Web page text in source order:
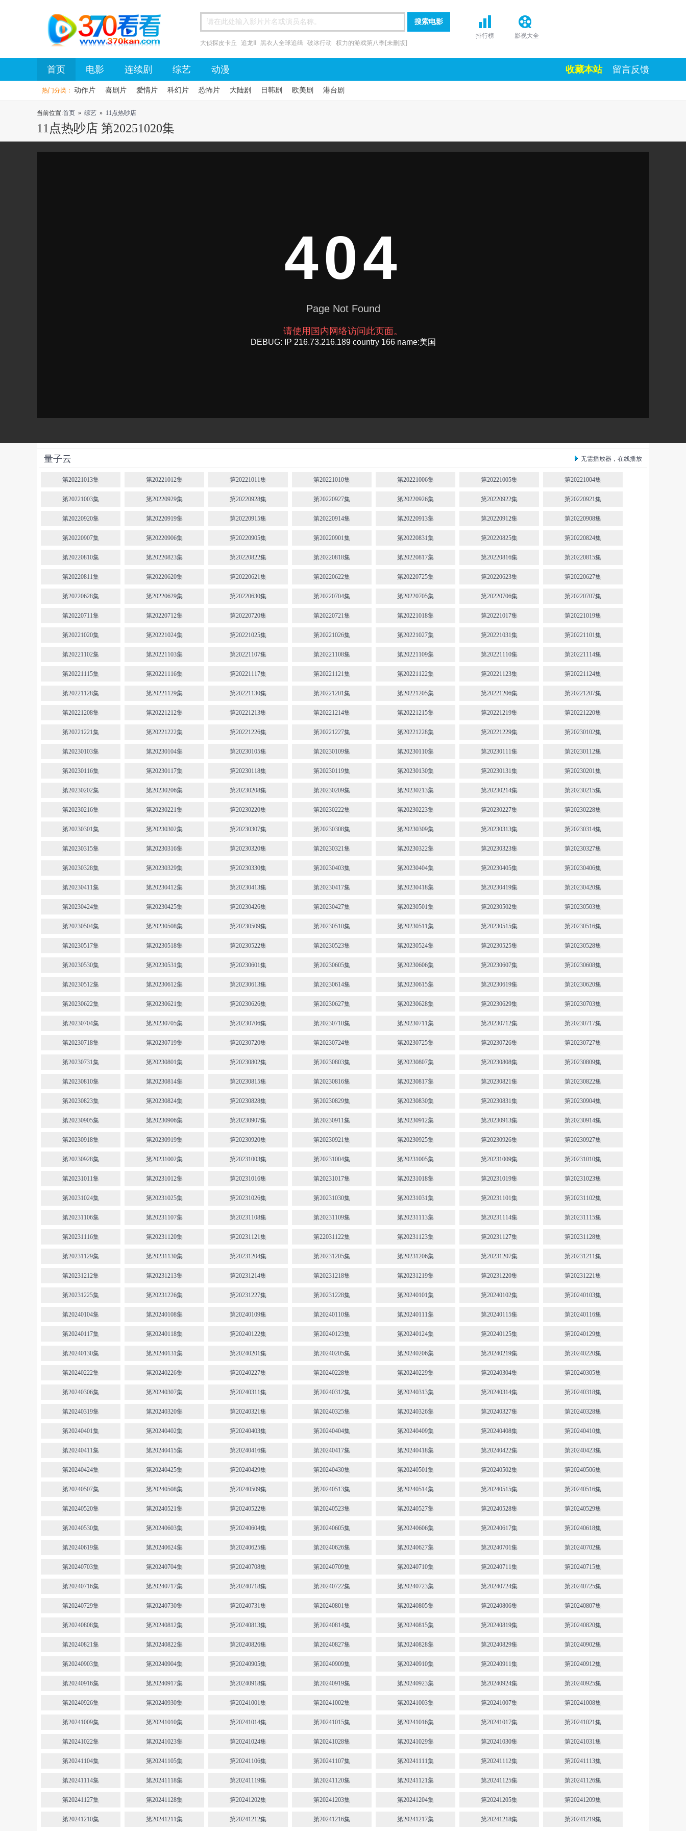
首页
大侦探皮卡丘 追龙Ⅱ 黑衣人全球追缉 破冰行动 权力的游戏第八季[未删版]
排行榜 影视大全
首页 电影 连续剧 综艺 动漫 收藏本站 留言反馈
热门分类： 动作片 喜剧片 爱情片 科幻片 恐怖片 大陆剧 日韩剧 欧美剧 港台剧
当前位置:首页 » 综艺 » 11点热吵店
11点热吵店 第20251020集
量子云 无需播放器，在线播放
第20221013集 第20221012集 第20221011集 第20221010集 第20221006集 第20221005集 第20221004集
第20221003集 第20220929集 第20220928集 第20220927集 第20220926集 第20220922集 第20220921集
第20220920集 第20220919集 第20220915集 第20220914集 第20220913集 第20220912集 第20220908集
第20220907集 第20220906集 第20220905集 第20220901集 第20220831集 第20220825集 第20220824集
第20220810集 第20220823集 第20220822集 第20220818集 第20220817集 第20220816集 第20220815集
第20220811集 第20220620集 第20220621集 第20220622集 第20220725集 第20220623集 第20220627集
第20220628集 第20220629集 第20220630集 第20220704集 第20220705集 第20220706集 第20220707集
第20220711集 第20220712集 第20220720集 第20220721集 第20221018集 第20221017集 第20221019集
第20221020集 第20221024集 第20221025集 第20221026集 第20221027集 第20221031集 第20221101集
第20221102集 第20221103集 第20221107集 第20221108集 第20221109集 第20221110集 第20221114集
第20221115集 第20221116集 第20221117集 第20221121集 第20221122集 第20221123集 第20221124集
第20221128集 第20221129集 第20221130集 第20221201集 第20221205集 第20221206集 第20221207集
第20221208集 第20221212集 第20221213集 第20221214集 第20221215集 第20221219集 第20221220集
第20221221集 第20221222集 第20221226集 第20221227集 第20221228集 第20221229集 第20230102集
第20230103集 第20230104集 第20230105集 第20230109集 第20230110集 第20230111集 第20230112集
第20230116集 第20230117集 第20230118集 第20230119集 第20230130集 第20230131集 第20230201集
第20230202集 第20230206集 第20230208集 第20230209集 第20230213集 第20230214集 第20230215集
第20230216集 第20230221集 第20230220集 第20230222集 第20230223集 第20230227集 第20230228集
第20230301集 第20230302集 第20230307集 第20230308集 第20230309集 第20230313集 第20230314集
第20230315集 第20230316集 第20230320集 第20230321集 第20230322集 第20230323集 第20230327集
第20230328集 第20230329集 第20230330集 第20230403集 第20230404集 第20230405集 第20230406集
第20230411集 第20230412集 第20230413集 第20230417集 第20230418集 第20230419集 第20230420集
第20230424集 第20230425集 第20230426集 第20230427集 第20230501集 第20230502集 第20230503集
第20230504集 第20230508集 第20230509集 第20230510集 第20230511集 第20230515集 第20230516集
第20230517集 第20230518集 第20230522集 第20230523集 第20230524集 第20230525集 第20230528集
第20230530集 第20230531集 第20230601集 第20230605集 第20230606集 第20230607集 第20230608集
第20230512集 第20230612集 第20230613集 第20230614集 第20230615集 第20230619集 第20230620集
第20230622集 第20230621集 第20230626集 第20230627集 第20230628集 第20230629集 第20230703集
第20230704集 第20230705集 第20230706集 第20230710集 第20230711集 第20230712集 第20230717集
第20230718集 第20230719集 第20230720集 第20230724集 第20230725集 第20230726集 第20230727集
第20230731集 第20230801集 第20230802集 第20230803集 第20230807集 第20230808集 第20230809集
第20230810集 第20230814集 第20230815集 第20230816集 第20230817集 第20230821集 第20230822集
第20230823集 第20230824集 第20230828集 第20230829集 第20230830集 第20230831集 第20230904集
第20230905集 第20230906集 第20230907集 第20230911集 第20230912集 第20230913集 第20230914集
第20230918集 第20230919集 第20230920集 第20230921集 第20230925集 第20230926集 第20230927集
第20230928集 第20231002集 第20231003集 第20231004集 第20231005集 第20231009集 第20231010集
第20231011集 第20231012集 第20231016集 第20231017集 第20231018集 第20231019集 第20231023集
第20231024集 第20231025集 第20231026集 第20231030集 第20231031集 第20231101集 第20231102集
第20231106集 第20231107集 第20231108集 第20231109集 第20231113集 第20231114集 第20231115集
第20231116集 第20231120集 第20231121集 第22031122集 第20231123集 第20231127集 第20231128集
第20231129集 第20231130集 第20231204集 第20231205集 第20231206集 第20231207集 第20231211集
第20231212集 第20231213集 第20231214集 第20231218集 第20231219集 第20231220集 第20231221集
第20231225集 第20231226集 第20231227集 第20231228集 第20240101集 第20240102集 第20240103集
第20240104集 第20240108集 第20240109集 第20240110集 第20240111集 第20240115集 第20240116集
第20240117集 第20240118集 第20240122集 第20240123集 第20240124集 第20240125集 第20240129集
第20240130集 第20240131集 第20240201集 第20240205集 第20240206集 第20240219集 第20240220集
第20240222集 第20240226集 第20240227集 第20240228集 第20240229集 第20240304集 第20240305集
第20240306集 第20240307集 第20240311集 第20240312集 第20240313集 第20240314集 第20240318集
第20240319集 第20240320集 第20240321集 第20240325集 第20240326集 第20240327集 第20240328集
第20240401集 第20240402集 第20240403集 第20240404集 第20240409集 第20240408集 第20240410集
第20240411集 第20240415集 第20240416集 第20240417集 第20240418集 第20240422集 第20240423集
第20240424集 第20240425集 第20240429集 第20240430集 第20240501集 第20240502集 第20240506集
第20240507集 第20240508集 第20240509集 第20240513集 第20240514集 第20240515集 第20240516集
第20240520集 第20240521集 第20240522集 第20240523集 第20240527集 第20240528集 第20240529集
第20240530集 第20240603集 第20240604集 第20240605集 第20240606集 第20240617集 第20240618集
第20240619集 第20240624集 第20240625集 第20240626集 第20240627集 第20240701集 第20240702集
第20240703集 第20240704集 第20240708集 第20240709集 第20240710集 第20240711集 第20240715集
第20240716集 第20240717集 第20240718集 第20240722集 第20240723集 第20240724集 第20240725集
第20240729集 第20240730集 第20240731集 第20240801集 第20240805集 第20240806集 第20240807集
第20240808集 第20240812集 第20240813集 第20240814集 第20240815集 第20240819集 第20240820集
第20240821集 第20240822集 第20240826集 第20240827集 第20240828集 第20240829集 第20240902集
第20240903集 第20240904集 第20240905集 第20240909集 第20240910集 第20240911集 第20240912集
第20240916集 第20240917集 第20240918集 第20240919集 第20240923集 第20240924集 第20240925集
第20240926集 第20240930集 第20241001集 第20241002集 第20241003集 第20241007集 第20241008集
第20241009集 第20241010集 第20241014集 第20241015集 第20241016集 第20241017集 第20241021集
第20241022集 第20241023集 第20241024集 第20241028集 第20241029集 第20241030集 第20241031集
第20241104集 第20241105集 第20241106集 第20241107集 第20241111集 第20241112集 第20241113集
第20241114集 第20241118集 第20241119集 第20241120集 第20241121集 第20241125集 第20241126集
第20241127集 第20241128集 第20241202集 第20241203集 第20241204集 第20241205集 第20241209集
第20241210集 第20241211集 第20241212集 第20241216集 第20241217集 第20241218集 第20241219集